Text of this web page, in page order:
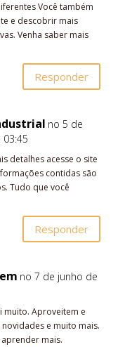
Você também
e descobrir mais
Venha saber mais
Responder
no 5 de
detalhes acesse o site
contidas são
Tudo que você
Responder
no 7 de junho de
muito. Aproveitem e
e muito mais.
mais.